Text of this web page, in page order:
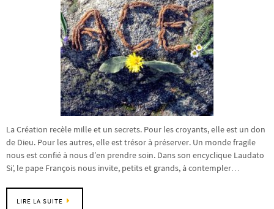
La Création recèle mille et un secrets. Pour les croyants, elle est un don
de Dieu. Pour les autres, elle est trésor à préserver. Un monde fragile
nous est confié à nous d’en prendre soin. Dans son encyclique Laudato
Si’, le pape François nous invite, petits et grands, à contempler…
LIRE LA SUITE